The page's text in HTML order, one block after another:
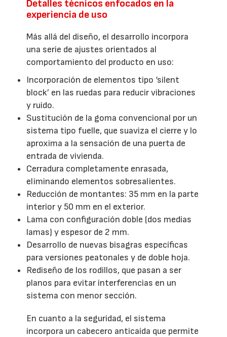
Detalles técnicos enfocados en la
experiencia de uso
Más allá del diseño, el desarrollo incorpora
una serie de ajustes orientados al
comportamiento del producto en uso:
Incorporación de elementos tipo ‘silent
block’ en las ruedas para reducir vibraciones
y ruido.
Sustitución de la goma convencional por un
sistema tipo fuelle, que suaviza el cierre y lo
aproxima a la sensación de una puerta de
entrada de vivienda.
Cerradura completamente enrasada,
eliminando elementos sobresalientes.
Reducción de montantes: 35 mm en la parte
interior y 50 mm en el exterior.
Lama con configuración doble (dos medias
lamas) y espesor de 2 mm.
Desarrollo de nuevas bisagras específicas
para versiones peatonales y de doble hoja.
Rediseño de los rodillos, que pasan a ser
planos para evitar interferencias en un
sistema con menor sección.
En cuanto a la seguridad, el sistema
incorpora un cabecero anticaída que permite